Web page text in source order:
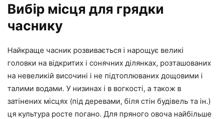
Вибір місця для грядки
часнику
Найкраще часник розвивається і нарощує великі
головки на відкритих і сонячних ділянках, розташованих
на невеликій височині і не підтоплюваних дощовими і
талими водами. У низинах і в вогкості, а також в
затінених місцях (під деревами, біля стін будівель та ін.)
ця культура росте погано. Для пряного овоча найбільше